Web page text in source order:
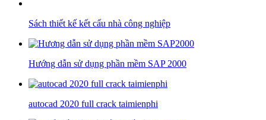
Sách thiết kế kết cấu nhà công nghiệp
Hướng dẫn sử dụng phần mềm SAP 2000
autocad 2020 full crack taimienphi